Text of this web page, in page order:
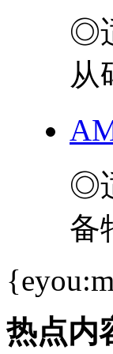
◎
从
◎
备
热点内